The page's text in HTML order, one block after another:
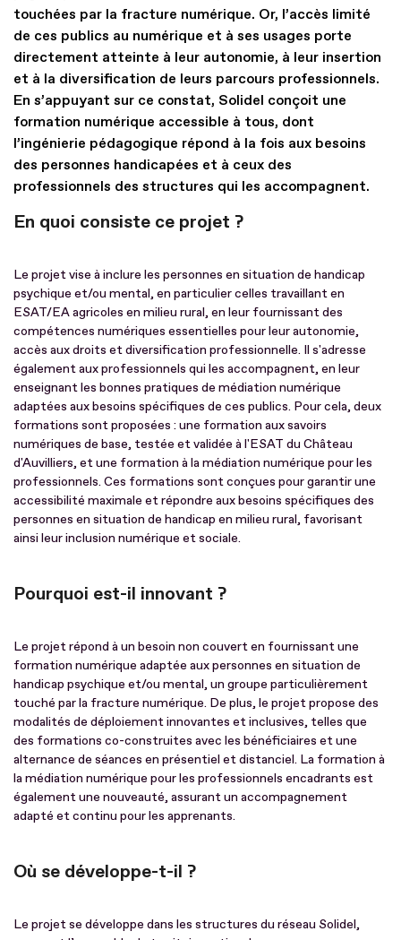
touchées par la fracture numérique. Or, l’accès limité
de ces publics au numérique et à ses usages porte
directement atteinte à leur autonomie, à leur insertion
et à la diversification de leurs parcours professionnels.
En s’appuyant sur ce constat, Solidel conçoit une
formation numérique accessible à tous, dont
l’ingénierie pédagogique répond à la fois aux besoins
des personnes handicapées et à ceux des
professionnels des structures qui les accompagnent.
En quoi consiste ce projet ?
Le projet vise à inclure les personnes en situation de handicap
psychique et/ou mental, en particulier celles travaillant en
ESAT/EA agricoles en milieu rural, en leur fournissant des
compétences numériques essentielles pour leur autonomie,
accès aux droits et diversification professionnelle. Il s'adresse
également aux professionnels qui les accompagnent, en leur
enseignant les bonnes pratiques de médiation numérique
adaptées aux besoins spécifiques de ces publics. Pour cela, deux
formations sont proposées : une formation aux savoirs
numériques de base, testée et validée à l'ESAT du Château
d'Auvilliers, et une formation à la médiation numérique pour les
professionnels. Ces formations sont conçues pour garantir une
accessibilité maximale et répondre aux besoins spécifiques des
personnes en situation de handicap en milieu rural, favorisant
ainsi leur inclusion numérique et sociale.
Pourquoi est-il innovant ?
Le projet répond à un besoin non couvert en fournissant une
formation numérique adaptée aux personnes en situation de
handicap psychique et/ou mental, un groupe particulièrement
touché par la fracture numérique. De plus, le projet propose des
modalités de déploiement innovantes et inclusives, telles que
des formations co-construites avec les bénéficiaires et une
alternance de séances en présentiel et distanciel. La formation à
la médiation numérique pour les professionnels encadrants est
également une nouveauté, assurant un accompagnement
adapté et continu pour les apprenants.
Où se développe-t-il ?
Le projet se développe dans les structures du réseau Solidel,